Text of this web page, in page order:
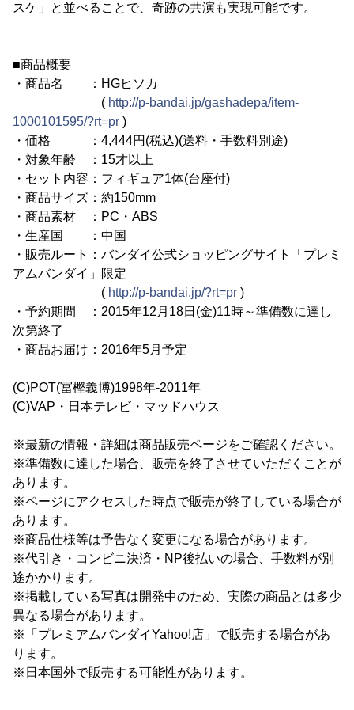
スケ」と並べることで、奇跡の共演も実現可能です。
■商品概要
・商品名 ：HGヒソカ
( http://p-bandai.jp/gashadepa/item-
1000101595/?rt=pr )
・価格 ：4,444円(税込)(送料・手数料別途)
・対象年齢 ：15才以上
・セット内容：フィギュア1体(台座付)
・商品サイズ：約150mm
・商品素材 ：PC・ABS
・生産国 ：中国
・販売ルート：バンダイ公式ショッピングサイト「プレミ
アムバンダイ」限定
( http://p-bandai.jp/?rt=pr )
・予約期間 ：2015年12月18日(金)11時～準備数に達し
次第終了
・商品お届け：2016年5月予定
(C)POT(冨樫義博)1998年-2011年
(C)VAP・日本テレビ・マッドハウス
※最新の情報・詳細は商品販売ページをご確認ください。
※準備数に達した場合、販売を終了させていただくことが
あります。
※ページにアクセスした時点で販売が終了している場合が
あります。
※商品仕様等は予告なく変更になる場合があります。
※代引き・コンビニ決済・NP後払いの場合、手数料が別
途かかります。
※掲載している写真は開発中のため、実際の商品とは多少
異なる場合があります。
※「プレミアムバンダイYahoo!店」で販売する場合があ
ります。
※日本国外で販売する可能性があります。